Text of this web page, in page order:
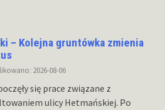
– Kolejna gruntówka zmienia
2026-08-06
się prace związane z
ulicy Hetmańskiej. Po